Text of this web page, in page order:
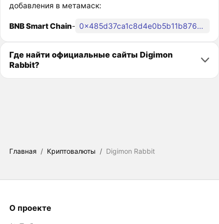
добавления в метамаск:
BNB Smart Chain- 0x485d37ca1c8d4e0b5b11b87604816a4843c079ed
Где найти официальные сайты Digimon
Rabbit?
Главная / Криптовалюты / Digimon Rabbit
О проекте